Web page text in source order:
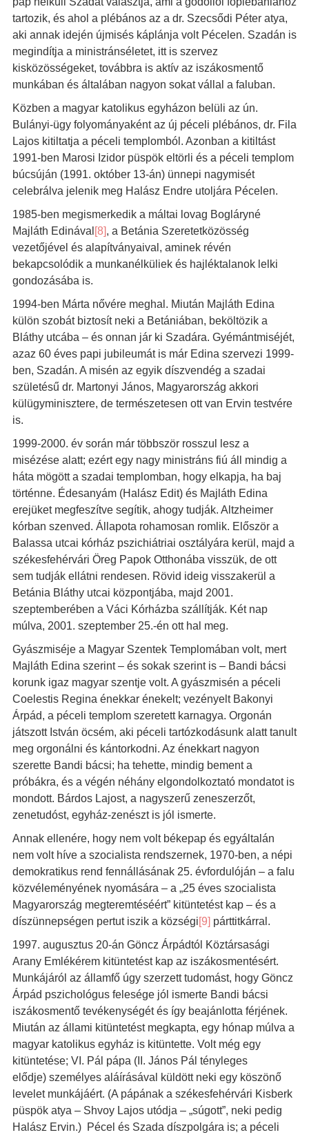
tartozik, és ahol a plébános az a dr. Szecsődi Péter atya,
aki annak idején újmisés káplánja volt Pécelen. Szadán is
megindítja a ministránséletet, itt is szervez
kisközösségeket, továbbra is aktív az iszákosmentő
munkában és általában nagyon sokat vállal a faluban.
Közben a magyar katolikus egyházon belüli az ún.
Bulányi-ügy folyományaként az új péceli plébános, dr. Fila
Lajos kitiltatja a péceli templomból. Azonban a kitiltást
1991-ben Marosi Izidor püspök eltörli és a péceli templom
búcsúján (1991. október 13-án) ünnepi nagymisét
celebrálva jelenik meg Halász Endre utoljára Pécelen.
1985-ben megismerkedik a máltai lovag Bogláryné
Majláth Edinával [8], a Betánia Szeretetközösség
vezetőjével és alapítványaival, aminek révén
bekapcsolódik a munkanélküliek és hajléktalanok lelki
gondozásába is.
1994-ben Márta nővére meghal. Miután Majláth Edina
külön szobát biztosít neki a Betániában, beköltözik a
Bláthy utcába – és onnan jár ki Szadára. Gyémántmiséjét,
azaz 60 éves papi jubileumát is már Edina szervezi 1999-
ben, Szadán. A misén az egyik díszvendég a szadai
születésű dr. Martonyi János, Magyarország akkori
külügyminisztere, de természetesen ott van Ervin testvére
is.
1999-2000. év során már többször rosszul lesz a
misézése alatt; ezért egy nagy ministráns fiú áll mindig a
háta mögött a szadai templomban, hogy elkapja, ha baj
történne. Édesanyám (Halász Edit) és Majláth Edina
erejüket megfeszítve segítik, ahogy tudják. Altzheimer
kórban szenved. Állapota rohamosan romlik. Először a
Balassa utcai kórház pszichiátriai osztályára kerül, majd a
székesfehérvári Öreg Papok Otthonába visszük, de ott
sem tudják ellátni rendesen. Rövid ideig visszakerül a
Betánia Bláthy utcai központjába, majd 2001.
szeptemberében a Váci Kórházba szállítják. Két nap
múlva, 2001. szeptember 25.-én ott hal meg.
Gyászmiséje a Magyar Szentek Templomában volt, mert
Majláth Edina szerint – és sokak szerint is – Bandi bácsi
korunk igaz magyar szentje volt. A gyászmisén a péceli
Coelestis Regina énekkar énekelt; vezényelt Bakonyi
Árpád, a péceli templom szeretett karnagya. Orgonán
játszott István öcsém, aki péceli tartózkodásunk alatt tanult
meg orgonálni és kántorkodni. Az énekkart nagyon
szerette Bandi bácsi; ha tehette, mindig bement a
próbákra, és a végén néhány elgondolkoztató mondatot is
mondott. Bárdos Lajost, a nagyszerű zeneszerzőt,
zenetudóst, egyház-zenészt is jól ismerte.
Annak ellenére, hogy nem volt békepap és egyáltalán
nem volt híve a szocialista rendszernek, 1970-ben, a népi
demokratikus rend fennállásának 25. évfordulóján – a falu
közvéleményének nyomására – a „25 éves szocialista
Magyarország megteremtéséért” kitüntetést kap – és a
díszünnepségen pertut iszik a községi[9] párttitkárral.
1997. augusztus 20-án Göncz Árpádtól Köztársasági
Arany Emlékérem kitüntetést kap az iszákosmentésért.
Munkájáról az államfő úgy szerzett tudomást, hogy Göncz
Árpád pszichológus felesége jól ismerte Bandi bácsi
iszákosmentő tevékenységét és így beajánlotta férjének.
Miután az állami kitüntetést megkapta, egy hónap múlva a
magyar katolikus egyház is kitüntette. Volt még egy
kitüntetése; VI. Pál pápa (II. János Pál tényleges
elődje) személyes aláírásával küldött neki egy köszönő
levelet munkájáért. (A pápának a székesfehérvári Kisberk
püspök atya – Shvoy Lajos utódja – „súgott”, neki pedig
Halász Ervin.) Pécel és Szada díszpolgára is; a péceli